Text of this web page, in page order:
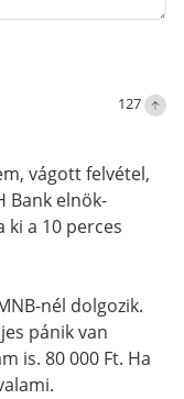
127
vágott felvétel,
Bank elnök-
ki a 10 perces
nél dolgozik.
pánik van
is. 80 000 Ft. Ha